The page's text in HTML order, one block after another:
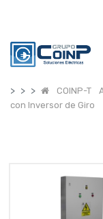
COINP-T
con Inversor de Giro